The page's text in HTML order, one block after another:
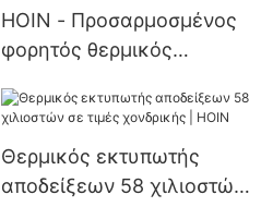
HOIN - Προσαρμοσμένος
φορητός θερμικός
usb+bt 58 χιλιοστών από
θερμικός εκτυπωτής 58
χιλιοστών
Θερμικός εκτυπωτής
αποδείξεων 58 χιλιοστών